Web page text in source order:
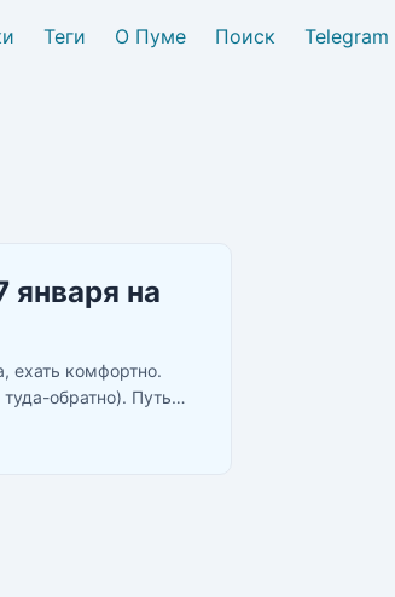
Теги О Пуме Поиск Telegram
января на
ехать комфортно.
обратно). Путь
либо